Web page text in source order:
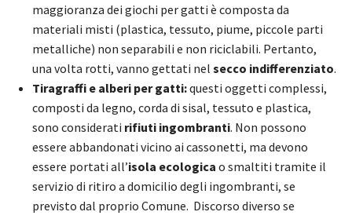
maggioranza dei giochi per gatti è composta da
materiali misti (plastica, tessuto, piume, piccole parti
metalliche) non separabili e non riciclabili. Pertanto,
una volta rotti, vanno gettati nel secco indifferenziato.
Tiragraffi e alberi per gatti:questi oggetti complessi,
composti da legno, corda di sisal, tessuto e plastica,
sono considerati rifiuti ingombranti. Non possono
essere abbandonati vicino ai cassonetti, ma devono
essere portati all’isola ecologica o smaltiti tramite il
servizio di ritiro a domicilio degli ingombranti, se
previsto dal proprio Comune. Discorso diverso se